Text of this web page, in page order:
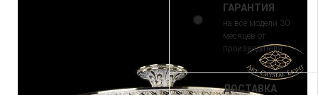
ГАРАНТИЯ
на все модели 30
месяцев от
производителя
ДОСТАВКА